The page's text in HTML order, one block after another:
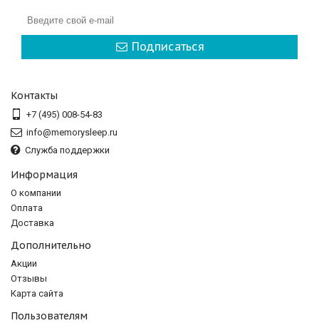
Подписаться
Контакты
+7 (495) 008-54-83
info@memorysleep.ru
Служба поддержки
Информация
О компании
Оплата
Доставка
Дополнительно
Акции
Отзывы
Карта сайта
Пользователям